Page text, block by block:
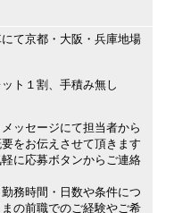
て京都・大阪・兵庫地場
ト１割、手積み無し
ッセージにて担当者から
をお伝えさせて頂きます
に応募ボタンからご連絡
務時間・日数や条件につ
の前職でのご経験やご希